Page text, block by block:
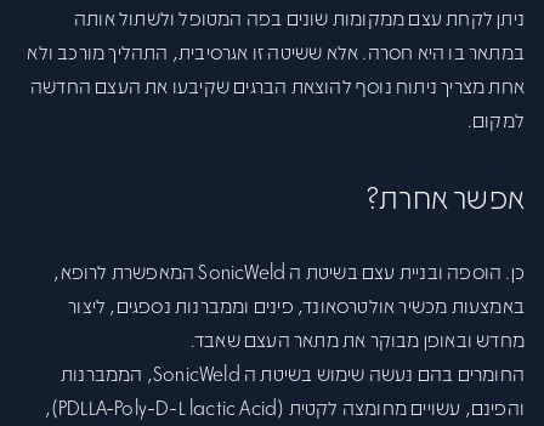
ניתן לקחת עצם ממקומות שונים בפה המטופל ולשתול אותה
במתאר בו היא חסרה. אלא ששיטה זו אגרסיבית, התהליך מורכב ולא
אחת מצריך ניתוח נוסף להוצאת הברגים שקיבעו את העצם החדשה
למקום.
אפשר אחרת?
כן. הוספה ובניית עצם בשיטת ה SonicWeld המאפשרת לרופא,
באמצעות מכשיר אולטרסאונד, פינים וממברנות נספגים, ליצור
מחדש ובאופן מבוקר את מתאר העצם שאבד.
החומרים בהם נעשה שימוש בשיטת ה SonicWeld, הממברנות
והפינם, עשויים מחומצה לקטית (PDLLA-Poly-D-L lactic Acid),